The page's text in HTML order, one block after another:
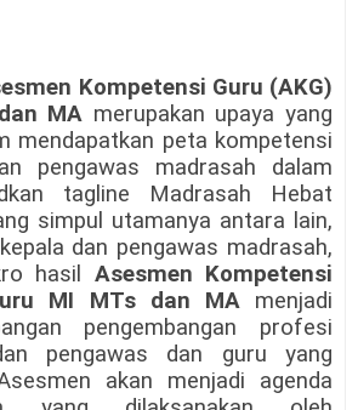
Kompetensi Guru (AKG)
MA merupakan upaya yang
mendapatkan peta kompetensi
pengawas madrasah dalam
tagline Madrasah Hebat
simpul utamanya antara lain,
dan pengawas madrasah,
hasil Asesmen Kompetensi
MI
MTs dan MA menjadi
pengembangan profesi
pengawas dan guru yang
akan menjadi agenda